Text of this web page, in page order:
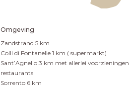
Omgeving
Zandstrand 5 km
Colli di Fontanelle 1 km ( supermarkt)
Sant’Agnello 3 km met allerlei voorzieningen
restaurants
Sorrento 6 km